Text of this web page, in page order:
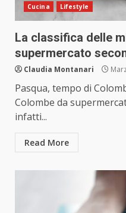
Cucina Lifestyle
La classifica delle
supermercato
Claudia Montanari
Pasqua, tempo di
Colombe da
infatti...
Read More